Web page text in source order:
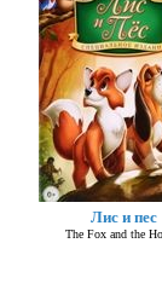
Лис и пес
The Fox and the